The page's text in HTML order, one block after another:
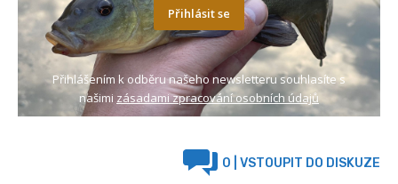
Přihlásit se
Přihlášením k odběru našeho newsletteru souhlasíte s
našimi zásadami zpracování osobních údajů
0 | VSTOUPIT DO DISKUZE